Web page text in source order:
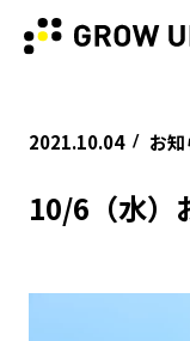
10/6（水）
2021.10.04 / お